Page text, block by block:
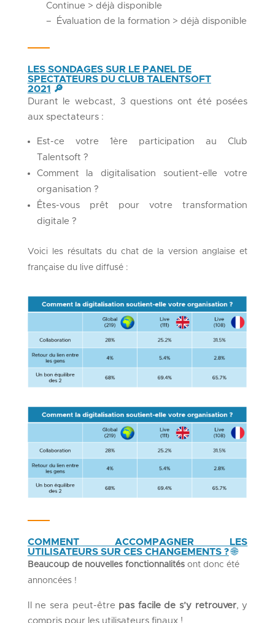
Continue > déjà disponible
– Évaluation de la formation > déjà disponible
LES SONDAGES SUR LE PANEL DE
SPECTATEURS DU CLUB TALENTSOFT
2021
🔎
Durant le webcast, 3 questions ont été posées
aux spectateurs :
Est-ce votre 1ère participation au Club
Talentsoft ?
Comment la digitalisation soutient-elle votre
organisation ?
Êtes-vous prêt pour votre transformation
digitale ?
Voici les résultats du chat de la version anglaise et
française du live diffusé :
COMMENT ACCOMPAGNER LES
UTILISATEURS SUR CES CHANGEMENTS ? 🌐
Beaucoup de nouvelles fonctionnalitésont donc été
annoncées !
Il ne sera peut-être pas facile de s’y retrouver, y
compris pour les utilisateurs finaux !